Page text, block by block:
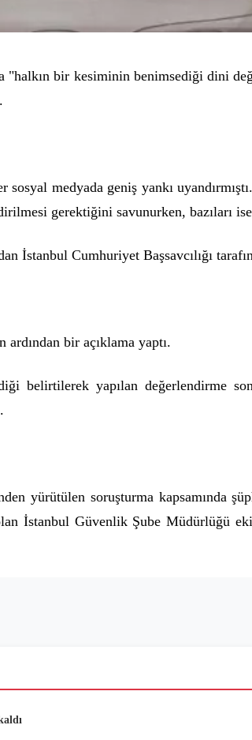
"halkın bir kesiminin benimsediği dini
medyada geniş yankı
gerektiğini savunurken, bazıları
İstanbul Cumhuriyet Başsavcılığı
ardından bir açıklama yaptı.
belirtilerek yapılan değerlendirme
yürütülen soruşturma
İstanbul Güvenlik Şube Müdürlüğü